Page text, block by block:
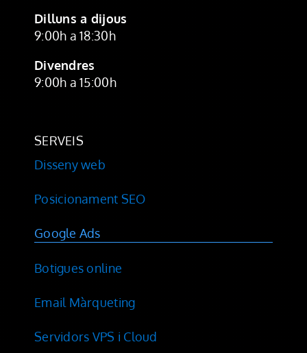
Dilluns a dijous
9:00h a 18:30h
Divendres
9:00h a 15:00h
SERVEIS
Disseny web
Posicionament SEO
Google Ads
Botigues online
Email Màrqueting
Servidors VPS i Cloud